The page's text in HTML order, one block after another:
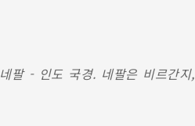
네팔 - 인도 국경. 네팔은 비르간